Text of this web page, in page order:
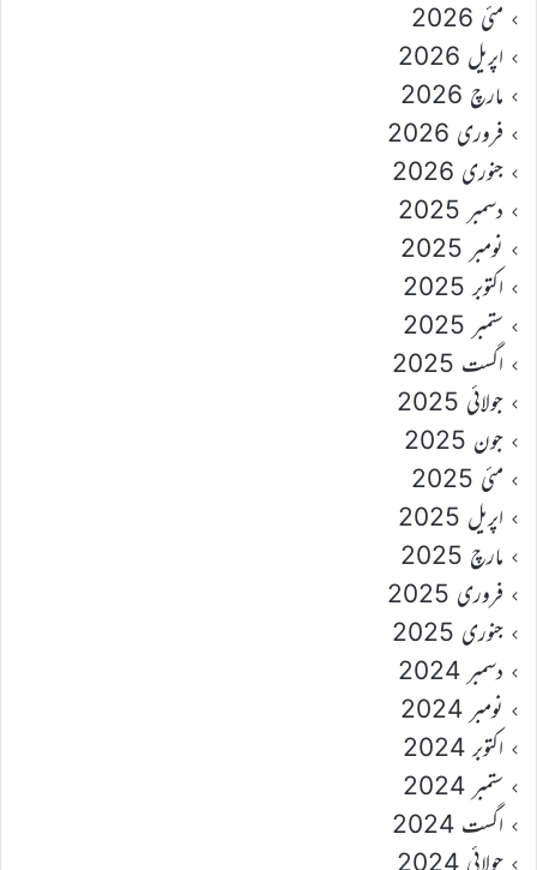
مئی 2026
اپریل 2026
مارچ 2026
فروری 2026
جنوری 2026
دسمبر 2025
نومبر 2025
اکتوبر 2025
ستمبر 2025
اگست 2025
جولائی 2025
جون 2025
مئی 2025
اپریل 2025
مارچ 2025
فروری 2025
جنوری 2025
دسمبر 2024
نومبر 2024
اکتوبر 2024
ستمبر 2024
اگست 2024
جولائی 2024